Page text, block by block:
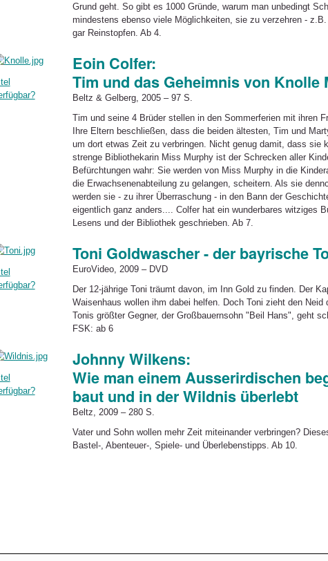
Grund geht. So gibt es 1000 Gründe, warum man unbedingt
mindestens ebenso viele Möglichkeiten, sie zu verzehren -
gar Reinstopfen. Ab 4.
Eoin Colfer:
Tim und das Geheimnis von Knolle
Beltz & Gelberg, 2005 – 97 S.
Tim und seine 4 Brüder stellen in den Sommerferien mit ihren
Ihre Eltern beschließen, dass die beiden ältesten, Tim und
um dort etwas Zeit zu verbringen. Nicht genug damit, dass sie
strenge Bibliothekarin Miss Murphy ist der Schrecken aller
Befürchtungen wahr: Sie werden von Miss Murphy in die
die Erwachsenenabteilung zu gelangen, scheitern. Als sie
werden sie - zu ihrer Überraschung - in den Bann der
eigentlich ganz anders.... Colfer hat ein wunderbares witziges
Lesens und der Bibliothek geschrieben. Ab 7.
Toni Goldwascher - der bayrische
EuroVideo, 2009 – DVD
Der 12-jährige Toni träumt davon, im Inn Gold zu finden. Der
Waisenhaus wollen ihm dabei helfen. Doch Toni zieht den Neid
Tonis größter Gegner, der Großbauernsohn "Beil Hans", geht
FSK: ab 6
Johnny Wilkens:
Wie man einem Ausserirdischen
baut und in der Wildnis überlebt
Beltz, 2009 – 280 S.
Vater und Sohn wollen mehr Zeit miteinander verbringen?
Bastel-, Abenteuer-, Spiele- und Überlebenstipps. Ab 10.